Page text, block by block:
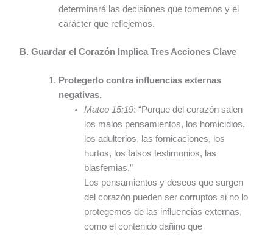
determinará las decisiones que tomemos y el
carácter que reflejemos.
B. Guardar el Corazón Implica Tres Acciones Clave
Protegerlo contra influencias externas
negativas.
Mateo 15:19: “Porque del corazón salen
los malos pensamientos, los homicidios,
los adulterios, las fornicaciones, los
hurtos, los falsos testimonios, las
blasfemias.”
Los pensamientos y deseos que surgen
del corazón pueden ser corruptos si no lo
protegemos de las influencias externas,
como el contenido dañino que